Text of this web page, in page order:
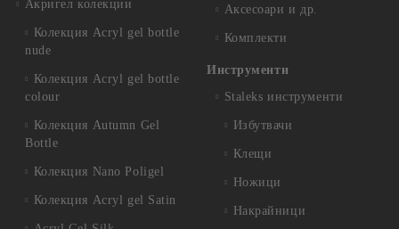
Акригел колекции
Колекция Acryl gel bottle
nude
Колекция Acryl gel bottle
colour
Колекция Autumn Gel
Bottle
Колекция Nano Poligel
Колекция Acryl gel Satin
Аксесоари и др.
Комплекти
Инструменти
Staleks инструменти
Избутвачи
Клещи
Ножици
Накрайници